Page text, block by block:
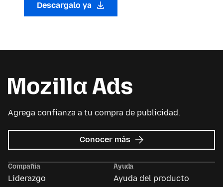
Descargalo ya
Agrega confianza a tu compra de publicidad.
Conocer más sobre
Mozilla
Compañía
Liderazgo
Ayuda
Ayuda del producto